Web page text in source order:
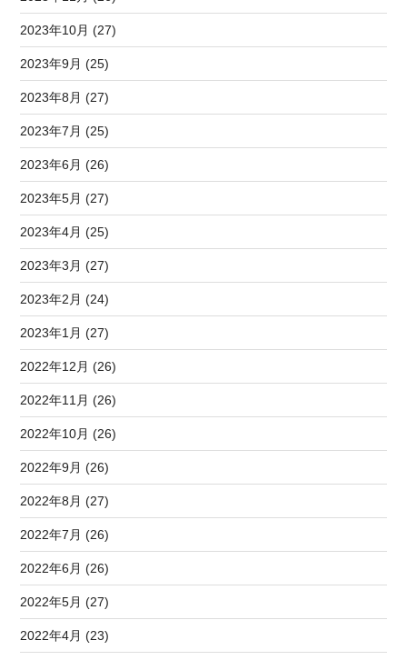
2023年10月 (27)
2023年9月 (25)
2023年8月 (27)
2023年7月 (25)
2023年6月 (26)
2023年5月 (27)
2023年4月 (25)
2023年3月 (27)
2023年2月 (24)
2023年1月 (27)
2022年12月 (26)
2022年11月 (26)
2022年10月 (26)
2022年9月 (26)
2022年8月 (27)
2022年7月 (26)
2022年6月 (26)
2022年5月 (27)
2022年4月 (23)